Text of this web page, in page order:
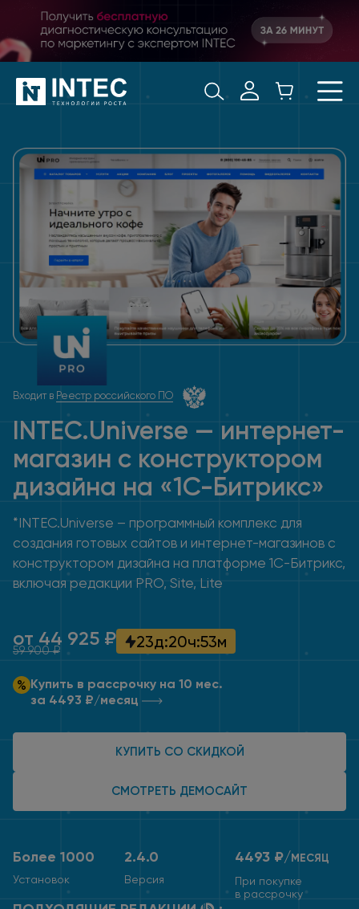
Входит в Реестр российского ПО
INTEC.Universe — интернет-
магазин с конструктором
дизайна на «1С-Битрикс»
*INTEC.Universe – программный комплекс для
создания готовых сайтов и интернет-магазинов с
конструктором дизайна на платформе 1С-Битрикс,
включая редакции PRO, Site, Lite
от 44 925 ₽
59 900 ₽ 23д:20ч:53м
Купить в рассрочку на 10 мес.
за 4493 ₽/месяц
КУПИТЬ СО СКИДКОЙ
СМОТРЕТЬ ДЕМОСАЙТ
Более 1000
Установок
4493 ₽/МЕСЯЦ
При покупке
в рассрочку
2.4.0
Версия